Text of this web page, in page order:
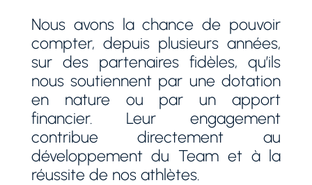
Nous avons la chance de pouvoir
compter, depuis plusieurs années,
sur des partenaires fidèles, qu’ils
nous soutiennent par une dotation
en nature ou par un apport
financier. Leur engagement
contribue directement au
développement du Team et à la
réussite de nos athlètes.